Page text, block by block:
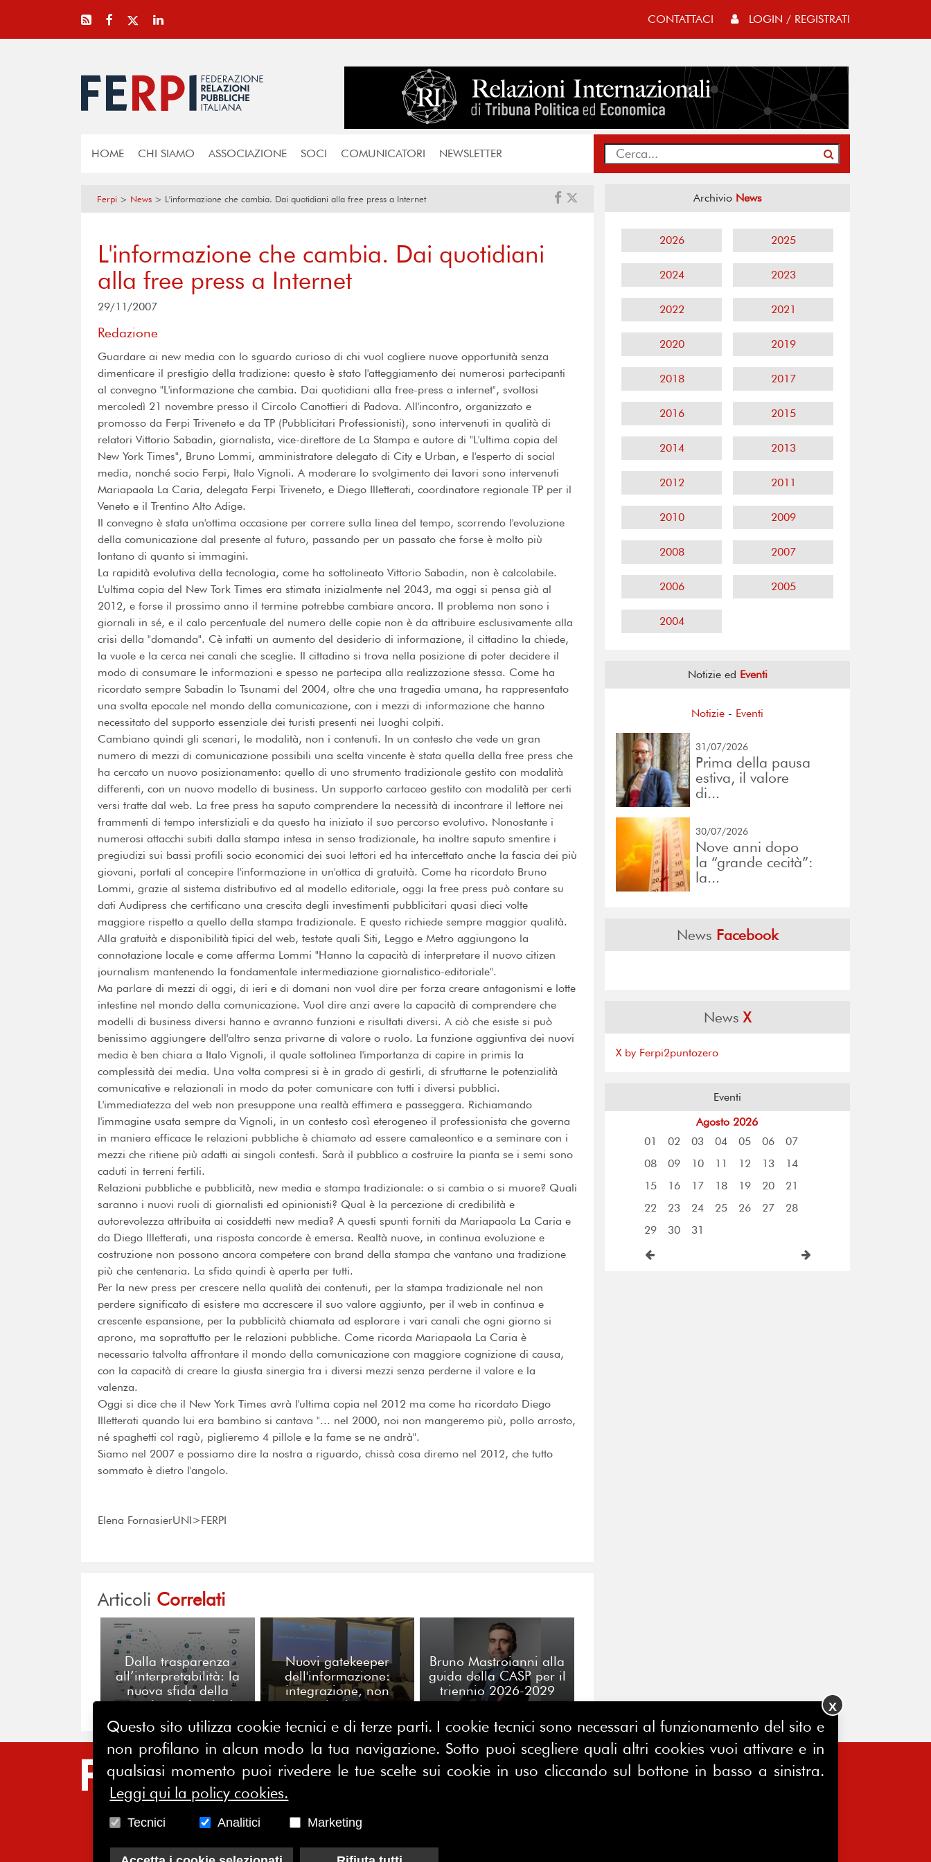
CONTATTACI LOGIN / REGISTRATI
HOME CHI SIAMO ASSOCIAZIONE SOCI COMUNICATORI NEWSLETTER
Ferpi > News > L'informazione che cambia. Dai quotidiani alla free press a Internet
L'informazione che cambia. Dai quotidiani
alla free press a Internet
29/11/2007
Redazione
Guardare ai new media con lo sguardo curioso di chi vuol cogliere nuove opportunità senza
dimenticare il prestigio della tradizione: questo è stato l'atteggiamento dei numerosi partecipanti
al convegno "L'informazione che cambia. Dai quotidiani alla free-press a internet", svoltosi
mercoledì 21 novembre presso il Circolo Canottieri di Padova. All'incontro, organizzato e
promosso da Ferpi Triveneto e da TP (Pubblicitari Professionisti), sono intervenuti in qualità di
relatori Vittorio Sabadin, giornalista, vice-direttore de La Stampa e autore di "L'ultima copia del
New York Times", Bruno Lommi, amministratore delegato di City e Urban, e l'esperto di social
media, nonché socio Ferpi, Italo Vignoli. A moderare lo svolgimento dei lavori sono intervenuti
Mariapaola La Caria, delegata Ferpi Triveneto, e Diego Illetterati, coordinatore regionale TP per il
Veneto e il Trentino Alto Adige.
Il convegno è stata un'ottima occasione per correre sulla linea del tempo, scorrendo l'evoluzione
della comunicazione dal presente al futuro, passando per un passato che forse è molto più
lontano di quanto si immagini.
La rapidità evolutiva della tecnologia, come ha sottolineato Vittorio Sabadin, non è calcolabile.
L'ultima copia del New Tork Times era stimata inizialmente nel 2043, ma oggi si pensa già al
2012, e forse il prossimo anno il termine potrebbe cambiare ancora. Il problema non sono i
giornali in sé, e il calo percentuale del numero delle copie non è da attribuire esclusivamente alla
crisi della "domanda". Cè infatti un aumento del desiderio di informazione, il cittadino la chiede,
la vuole e la cerca nei canali che sceglie. Il cittadino si trova nella posizione di poter decidere il
modo di consumare le informazioni e spesso ne partecipa alla realizzazione stessa. Come ha
ricordato sempre Sabadin lo Tsunami del 2004, oltre che una tragedia umana, ha rappresentato
una svolta epocale nel mondo della comunicazione, con i mezzi di informazione che hanno
necessitato del supporto essenziale dei turisti presenti nei luoghi colpiti.
Cambiano quindi gli scenari, le modalità, non i contenuti. In un contesto che vede un gran
numero di mezzi di comunicazione possibili una scelta vincente è stata quella della free press che
ha cercato un nuovo posizionamento: quello di uno strumento tradizionale gestito con modalità
differenti, con un nuovo modello di business. Un supporto cartaceo gestito con modalità per certi
versi tratte dal web. La free press ha saputo comprendere la necessità di incontrare il lettore nei
frammenti di tempo interstiziali e da questo ha iniziato il suo percorso evolutivo. Nonostante i
numerosi attacchi subiti dalla stampa intesa in senso tradizionale, ha inoltre saputo smentire i
pregiudizi sui bassi profili socio economici dei suoi lettori ed ha intercettato anche la fascia dei più
giovani, portati al concepire l'informazione in un'ottica di gratuità. Come ha ricordato Bruno
Lommi, grazie al sistema distributivo ed al modello editoriale, oggi la free press può contare su
dati Audipress che certificano una crescita degli investimenti pubblicitari quasi dieci volte
maggiore rispetto a quello della stampa tradizionale. E questo richiede sempre maggior qualità.
Alla gratuità e disponibilità tipici del web, testate quali Siti, Leggo e Metro aggiungono la
connotazione locale e come afferma Lommi "Hanno la capacità di interpretare il nuovo citizen
journalism mantenendo la fondamentale intermediazione giornalistico-editoriale".
Ma parlare di mezzi di oggi, di ieri e di domani non vuol dire per forza creare antagonismi e lotte
intestine nel mondo della comunicazione. Vuol dire anzi avere la capacità di comprendere che
modelli di business diversi hanno e avranno funzioni e risultati diversi. A ciò che esiste si può
benissimo aggiungere dell'altro senza privarne di valore o ruolo. La funzione aggiuntiva dei nuovi
media è ben chiara a Italo Vignoli, il quale sottolinea l'importanza di capire in primis la
complessità dei media. Una volta compresi si è in grado di gestirli, di sfruttarne le potenzialità
comunicative e relazionali in modo da poter comunicare con tutti i diversi pubblici.
L'immediatezza del web non presuppone una realtà effimera e passeggera. Richiamando
l'immagine usata sempre da Vignoli, in un contesto così eterogeneo il professionista che governa
in maniera efficace le relazioni pubbliche è chiamato ad essere camaleontico e a seminare con i
mezzi che ritiene più adatti ai singoli contesti. Sarà il pubblico a costruire la pianta se i semi sono
caduti in terreni fertili.
Relazioni pubbliche e pubblicità, new media e stampa tradizionale: o si cambia o si muore? Quali
saranno i nuovi ruoli di giornalisti ed opinionisti? Qual è la percezione di credibilità e
autorevolezza attribuita ai cosiddetti new media? A questi spunti forniti da Mariapaola La Caria e
da Diego Illetterati, una risposta concorde è emersa. Realtà nuove, in continua evoluzione e
costruzione non possono ancora competere con brand della stampa che vantano una tradizione
più che centenaria. La sfida quindi è aperta per tutti.
Per la new press per crescere nella qualità dei contenuti, per la stampa tradizionale nel non
perdere significato di esistere ma accrescere il suo valore aggiunto, per il web in continua e
crescente espansione, per la pubblicità chiamata ad esplorare i vari canali che ogni giorno si
aprono, ma soprattutto per le relazioni pubbliche. Come ricorda Mariapaola La Caria è
necessario talvolta affrontare il mondo della comunicazione con maggiore cognizione di causa,
con la capacità di creare la giusta sinergia tra i diversi mezzi senza perderne il valore e la
valenza.
Oggi si dice che il New York Times avrà l'ultima copia nel 2012 ma come ha ricordato Diego
Illetterati quando lui era bambino si cantava "... nel 2000, noi non mangeremo più, pollo arrosto,
né spaghetti col ragù, piglieremo 4 pillole e la fame se ne andrà".
Siamo nel 2007 e possiamo dire la nostra a riguardo, chissà cosa diremo nel 2012, che tutto
sommato è dietro l'angolo.
Elena FornasierUNI>FERPI
Articoli Correlati
Dalla trasparenza
all’interpretabilità: la
nuova sfida della
reputazione algoritmica
Nuovi gatekeeper
dell'informazione:
integrazione, non
sostituzione
Bruno Mastroianni alla
guida della CASP per il
triennio 2026-2029
Archivio News
2026 2025
2024 2023
2022 2021
2020 2019
2018 2017
2016 2015
2014 2013
2012 2011
2010 2009
2008 2007
2006 2005
2004
Notizie ed Eventi
Notizie - Eventi
31/07/2026
Prima della pausa
estiva, il valore
di...
30/07/2026
Nove anni dopo
la “grande cecità”:
la...
News Facebook
NewsX
X by Ferpi2puntozero
Eventi
Agosto 2026
01
02 03 04 05 06
07
08
09 10 11 12 13
14
15
16 17 18 19 20
21
22
23 24 25 26 27
28
29
30 31
SITE MAP
CHI SIAMO
ASSOCIAZIONE
CONTATTACI
Questo sito utilizza cookie tecnici e di terze parti. I cookie tecnici sono necessari al funzionamento del sito e
non profilano in alcun modo la tua navigazione. Sotto puoi scegliere quali altri cookies vuoi attivare e in
qualsiasi momento puoi rivedere le tue scelte sui cookie in uso cliccando sul bottone in basso a sinistra.
Leggi qui la policy cookies.
Tecnici Analitici Marketing
X